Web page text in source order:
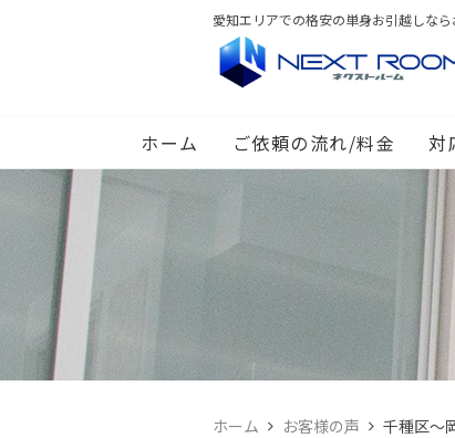
愛知エリアでの格安の単身お引越しなら
ホーム ご依頼の流れ/料金 対
ホーム お客様の声 千種区～